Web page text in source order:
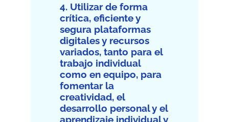
4. Utilizar de forma
crítica, eficiente y
segura plataformas
digitales y recursos
variados, tanto para el
trabajo individual
como en equipo, para
fomentar la
creatividad, el
desarrollo personal y el
aprendizaje individual y